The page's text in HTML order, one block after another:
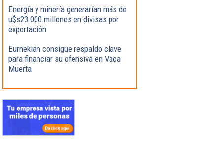
Energía y minería generarían más de
u$s23.000 millones en divisas por
exportación
Eurnekian consigue respaldo clave
para financiar su ofensiva en Vaca
Muerta